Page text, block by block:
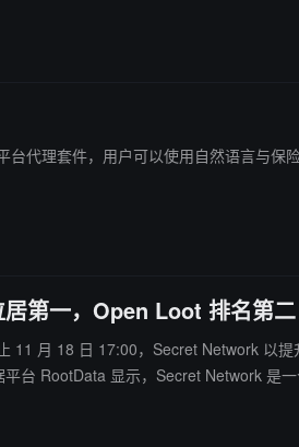
代理套件，用户可以使用自然语言与保
第一，Open Loot 排名第二
月 18 日 17:00，Secret Network 以
护应用程序称为 Secret Apps。Secret